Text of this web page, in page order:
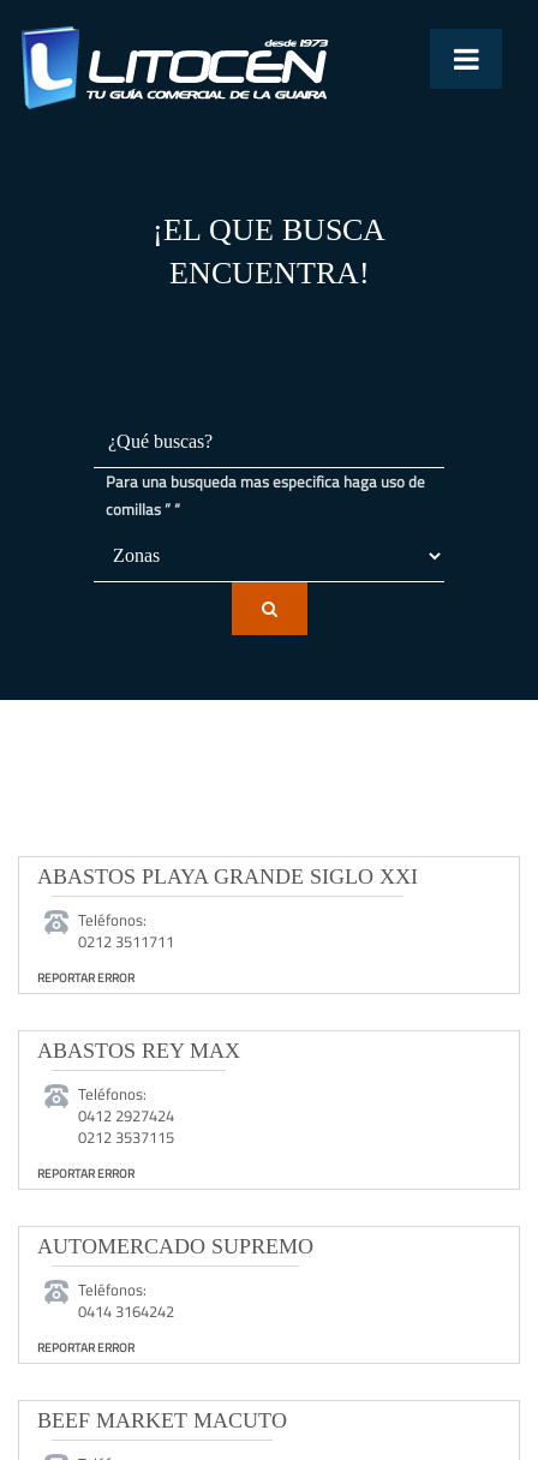
¡EL QUE BUSCA
ENCUENTRA!
Para una busqueda mas especifica haga uso de
comillas ” “
ABASTOS PLAYA GRANDE SIGLO XXI
Teléfonos:
0212 3511711
REPORTAR ERROR
ABASTOS REY MAX
Teléfonos:
0412 2927424
0212 3537115
REPORTAR ERROR
AUTOMERCADO SUPREMO
Teléfonos:
0414 3164242
REPORTAR ERROR
BEEF MARKET MACUTO